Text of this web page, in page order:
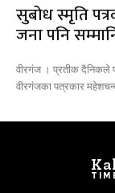
सुबोध स्मृति
जना पनि
वीरगंज । प्रतीक दैनिकले
वीरगंजका पत्रकार